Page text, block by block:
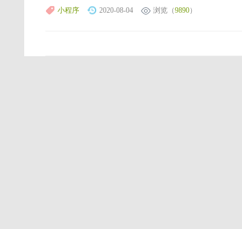
小程序 2020-08-04 浏览（9890）